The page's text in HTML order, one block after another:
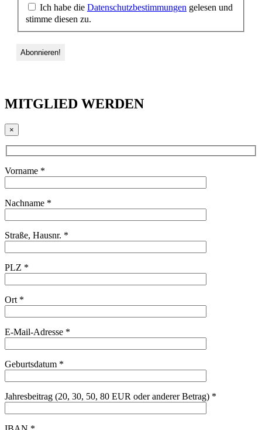
Ich habe die Datenschutzbestimmungen gelesen und
stimme diesen zu.
MITGLIED WERDEN
×
Vorname *
Nachname *
Straße, Hausnr. *
PLZ *
Ort *
E-Mail-Adresse *
Geburtsdatum *
Jahresbeitrag (20, 30, 50, 80 EUR oder anderer Betrag) *